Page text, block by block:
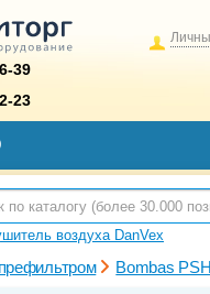
39
23
воздуха DanVex
Bombas PSH